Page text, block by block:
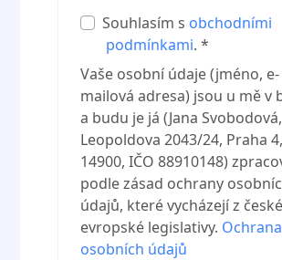
Souhlasím s obchodními
podmínkami. *
Vaše osobní údaje (jméno, e-
mailová adresa) jsou u mě v
a budu je já (Jana Svobodová,
Leopoldova 2043/24, Praha 4,
14900, IČO 88910148)
podle zásad ochrany
údajů, které vycházejí z
evropské legislativy. Ochrana
osobních údajů